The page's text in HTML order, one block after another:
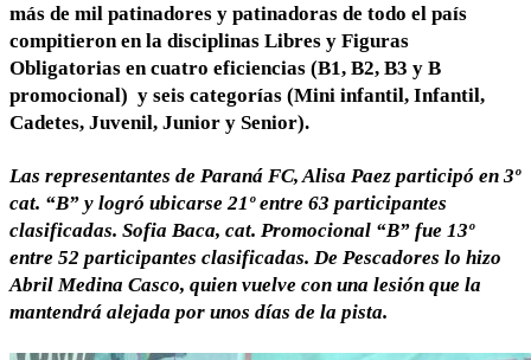
más de mil patinadores y patinadoras de todo el país
compitieron en la disciplinas Libres y Figuras
Obligatorias en cuatro eficiencias (B1, B2, B3 y B
promocional) y seis categorías (Mini infantil, Infantil,
Cadetes, Juvenil, Junior y Senior).
Las representantes de Paraná FC, Alisa Paez participó en 3º
cat. “B” y logró ubicarse 21º entre 63 participantes
clasificadas. Sofia Baca, cat. Promocional “B” fue 13º
entre 52 participantes clasificadas. De Pescadores lo hizo
Abril Medina Casco, quien vuelve con una lesión que la
mantendrá alejada por unos días de la pista.